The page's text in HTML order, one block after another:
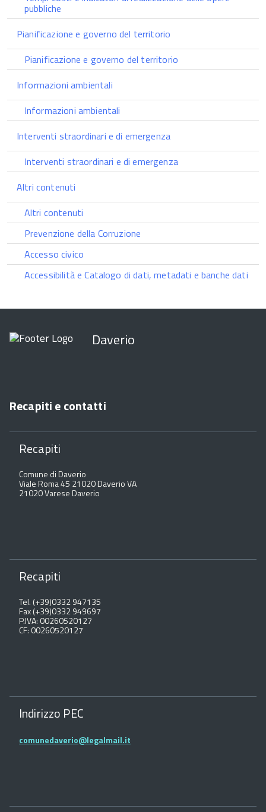
pubbliche
Pianificazione e governo del territorio
Pianificazione e governo del territorio
Informazioni ambientali
Informazioni ambientali
Interventi straordinari e di emergenza
Interventi straordinari e di emergenza
Altri contenuti
Altri contenuti
Prevenzione della Corruzione
Accesso civico
Accessibilità e Catalogo di dati, metadati e banche dati
Daverio
Recapiti e contatti
Recapiti
Comune di Daverio
Viale Roma 45 21020 Daverio VA
21020 Varese Daverio
Recapiti
Tel. (+39)0332 947135
Fax (+39)0332 949697
P.IVA: 00260520127
CF: 00260520127
Indirizzo PEC
comunedaverio@legalmail.it